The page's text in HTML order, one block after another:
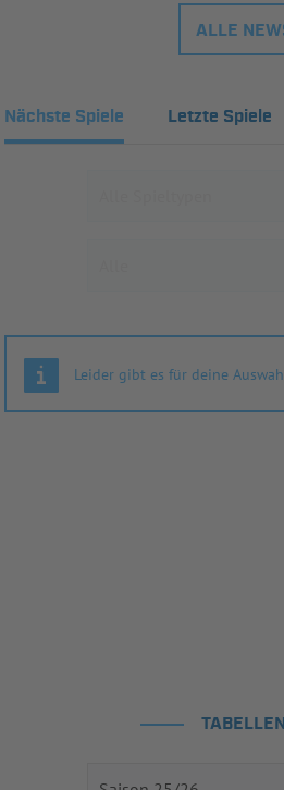
ALLE
Nächste Spiele Letzte Spiele
Leider gibt es für deine
TABELLEN